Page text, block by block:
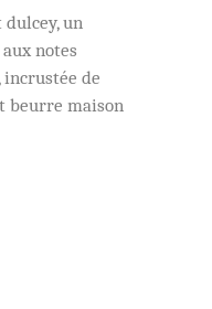
un
notes
de
beurre maison